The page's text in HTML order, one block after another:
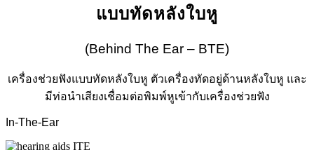
แบบทัดหลังใบหู
(Behind The Ear – BTE)
เครื่องช่วยฟังแบบทัดหลังใบหู ตัวเครื่องทัดอยู่ด้านหลังใบหู และ
มีท่อนำเสียงเชื่อมต่อพิมพ์หูเข้ากับเครื่องช่วยฟัง
In-The-Ear